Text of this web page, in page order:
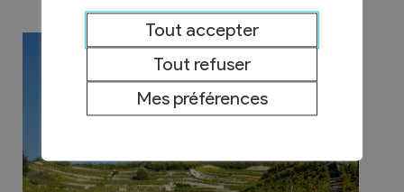
Tout accepter
Tout refuser
Mes préférences